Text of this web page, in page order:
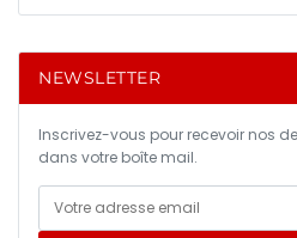
NEWSLETTER
Inscrivez-vous pour recevoir nos
dans votre boîte mail.